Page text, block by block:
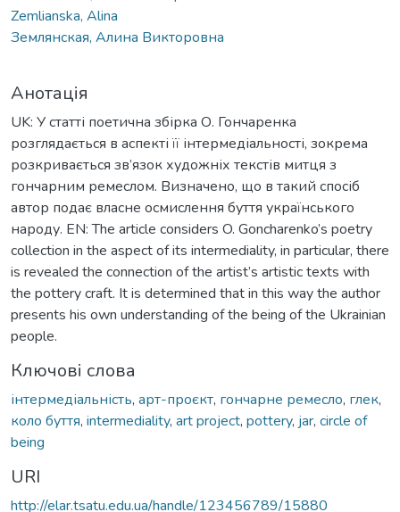
Zemlianska, Alina
Землянская, Алина Викторовна
Анотація
UK: У статті поетична збірка О. Гончаренка
розглядається в аспекті її інтермедіальності, зокрема
розкривається зв’язок художніх текстів митця з
гончарним ремеслом. Визначено, що в такий спосіб
автор подає власне осмислення буття українського
народу. EN: The article considers O. Goncharenko’s poetry
collection in the aspect of its intermediality, in particular, there
is revealed the connection of the artist’s artistic texts with
the pottery craft. It is determined that in this way the author
presents his own understanding of the being of the Ukrainian
people.
Ключові слова
інтермедіальність, арт-проєкт, гончарне ремесло, глек,
коло буття, intermediality, art project, pottery, jar, circle of
being
URI
http://elar.tsatu.edu.ua/handle/123456789/15880